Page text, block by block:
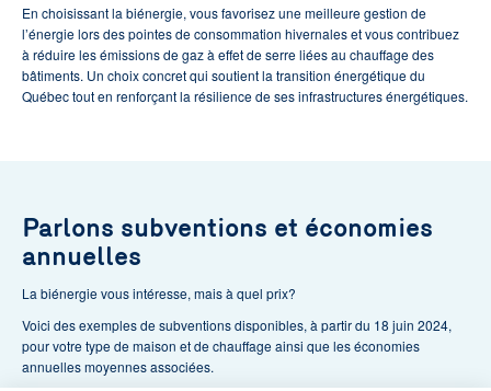
En choisissant la biénergie, vous favorisez une meilleure gestion de
l’énergie lors des pointes de consommation hivernales et vous contribuez
à réduire les émissions de gaz à effet de serre liées au chauffage des
bâtiments. Un choix concret qui soutient la transition énergétique du
Québec tout en renforçant la résilience de ses infrastructures énergétiques.
Parlons subventions et économies
annuelles
La biénergie vous intéresse, mais à quel prix?
Voici des exemples de subventions disponibles, à partir du 18 juin 2024,
pour votre type de maison et de chauffage ainsi que les économies
annuelles moyennes associées.